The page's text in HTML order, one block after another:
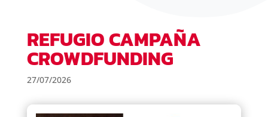
REFUGIO CAMPAÑA
CROWDFUNDING
27/07/2026